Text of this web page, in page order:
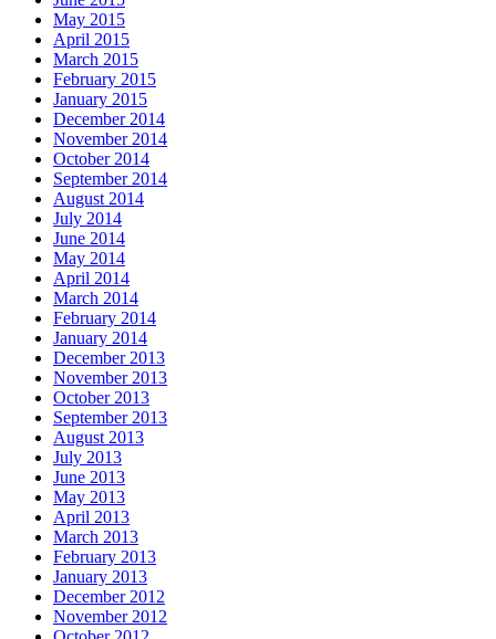
May 2015
April 2015
March 2015
February 2015
January 2015
December 2014
November 2014
October 2014
September 2014
August 2014
July 2014
June 2014
May 2014
April 2014
March 2014
February 2014
January 2014
December 2013
November 2013
October 2013
September 2013
August 2013
July 2013
June 2013
May 2013
April 2013
March 2013
February 2013
January 2013
December 2012
November 2012